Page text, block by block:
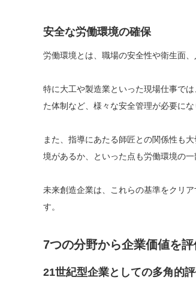
安全な労働環境の確保
労働環境とは、職場の安全性や衛生面
特に大工や製造業といった現場仕事で
た体制など、様々な安全管理が必要にな
また、指導にあたる師匠との関係性も
境があるか、といった点も労働環境の一
未来創造企業は、これらの基準をクリ
す。
7つの分野から企業価値を
21世紀型企業としての多角的